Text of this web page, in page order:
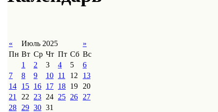
« Июль 2025
»
Пн Вт Ср Чт Пт Сб Вс
1
2 3 4 5
6
7
8 9 10 11 12
13
14
15 16 17 18 19
20
21
22 23 24 25 26
27
28
29 30 31